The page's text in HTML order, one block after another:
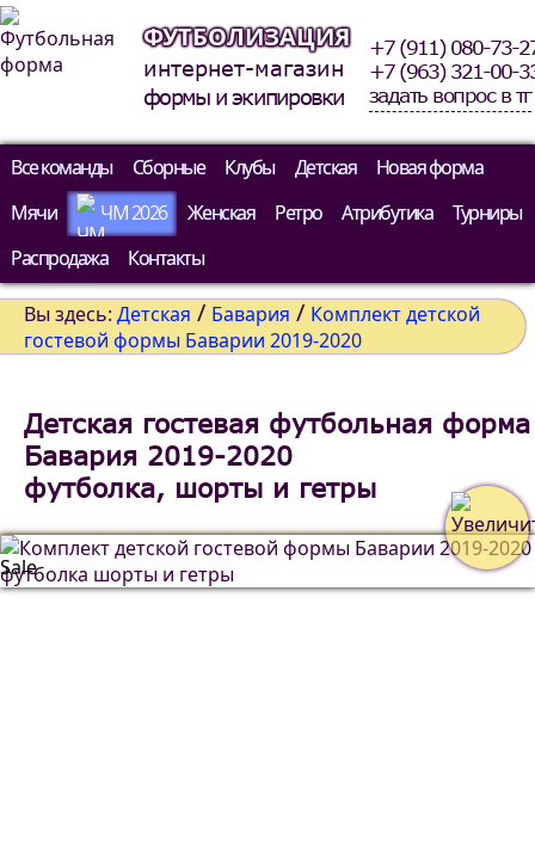
ФУТБОЛИЗАЦИЯ
интернет-магазин
формы и экипировки
+7 (911) 080-73-
+7 (963) 321-00-
задать вопрос в тг
Все команды Сборные Клубы Детская
Новая форма
Мячи
ЧМ 2026 Женская Ретро Атрибутика
Турниры
Распродажа
Контакты
Вы здесь: Детская / Бавария / Комплект детской
гостевой формы Баварии 2019-2020
Детская гостевая футбольная форма
Бавария 2019-2020
футболка, шорты и гетры